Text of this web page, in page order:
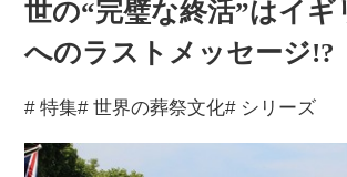
世の“完璧な終活”はイギ
へのラストメッセージ!?
# 特集# 世界の葬祭文化# シリーズ